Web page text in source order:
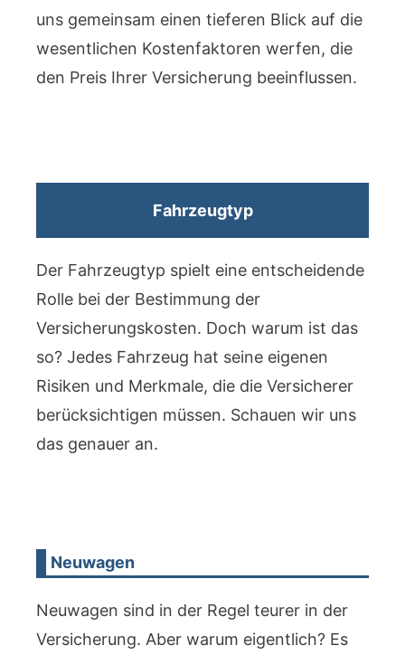
uns gemeinsam einen tieferen Blick auf die
wesentlichen Kostenfaktoren werfen, die
den Preis Ihrer Versicherung beeinflussen.
Fahrzeugtyp
Der Fahrzeugtyp spielt eine entscheidende
Rolle bei der Bestimmung der
Versicherungskosten. Doch warum ist das
so? Jedes Fahrzeug hat seine eigenen
Risiken und Merkmale, die die Versicherer
berücksichtigen müssen. Schauen wir uns
das genauer an.
Neuwagen
Neuwagen sind in der Regel teurer in der
Versicherung. Aber warum eigentlich? Es